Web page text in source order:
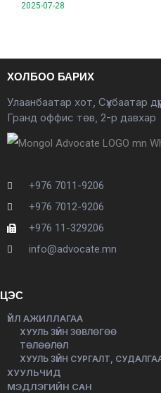
2025-07-28
ХОЛБОО БАРИХ
Улаанбаатар хот, Сүхбаатар
Гранд оффис төв, 2-р давхар
+976 7011-9206
+976 7012-9206
+976 11-329206
info@advocate.mn
ЦЭС
ҮЙЛ АЖИЛЛАГАА
ХУУЛЬ ЗҮЙН ЗӨВЛӨГӨӨ
ТӨЛӨӨЛӨЛ
ХУУЛЬ ЗҮЙН СУРГАЛТ,
ХУУЛЬЧИД
МЭДЛЭГИЙН САН